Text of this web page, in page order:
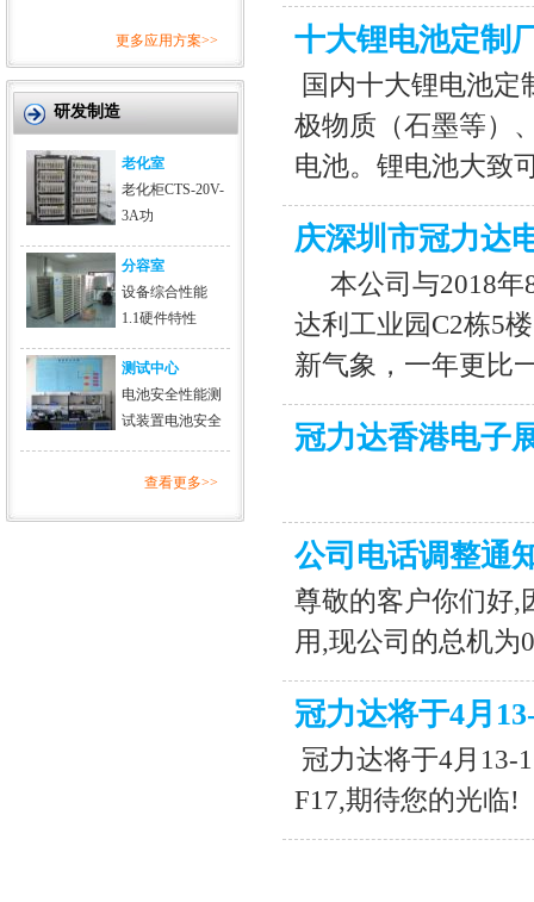
更多应用方案>>
研发制造
老化室
老化柜CTS-20V-
3A功
分容室
设备综合性能
1.1硬件特性
测试中心
电池安全性能测
试装置电池安全
查看更多>>
十大锂电池定制
国内十大锂电池定
极物质（石墨等）
电池。锂电池大致
庆深圳市冠力达
本公司与2018年
达利工业园C2栋5
新气象，一年更比
冠力达香港电子
公司电话调整通
尊敬的客户你们好,
用,现公司的总机为
冠力达将于4月
冠力达将于4月13-
F17,期待您的光临!